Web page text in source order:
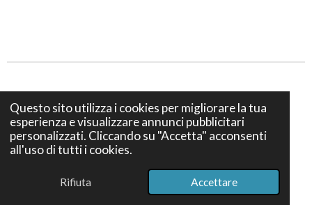
Questo sito utilizza i cookies per migliorare la tua
esperienza e visualizzare annunci pubblicitari
personalizzati. Cliccando su "Accetta" acconsenti
all'uso di tutti i cookies.
Rifiuta Accettare
Privacy e Cookies policy
Termini e Condizioni di vendita
© 2024 Bottega S. Teresa Firenze - Via dei Bruni 12, 50139
Firenze - P. IVA IT07386740489